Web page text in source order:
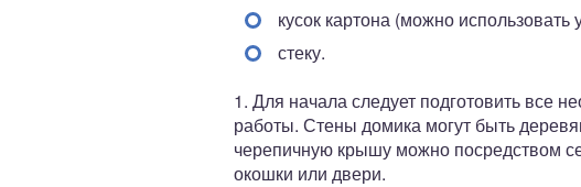
кусок картона (можно использовать
стеку.
1. Для начала следует подготовить все
работы. Стены домика могут быть
черепичную крышу можно посредством
окошки или двери.